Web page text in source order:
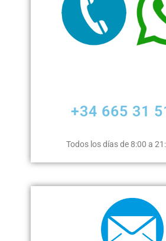
+34 665 31
Todos los días de 8:00 a